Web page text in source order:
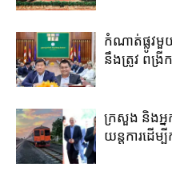
កំណាត់ផ្លូវមួ
នឹងត្រូវ ពង្រីក
ក្រសួង និងអ្ន
យន្តការ​ដើម្